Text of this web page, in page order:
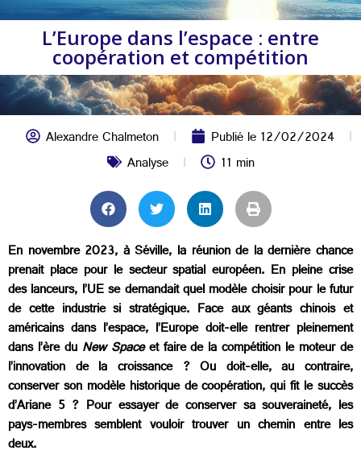
L’Europe dans l’espace : entre
coopération et compétition
Alexandre Chalmeton Publié le12/02/2024
Analyse
11 min
En novembre 2023, à Séville, la réunion de la dernière chance
prenait place pour le secteur spatial européen. En pleine crise
des lanceurs, l’UE se demandait quel modèle choisir pour le futur
de cette industrie si stratégique. Face aux géants chinois et
américains dans l’espace, l’Europe doit-elle rentrer pleinement
dans l’ère du New Spaceet faire de la compétition le moteur de
l’innovation de la croissance ? Ou doit-elle, au contraire,
conserver son modèle historique de coopération, qui fit le succès
d’Ariane 5 ? Pour essayer de conserver sa souveraineté, les
pays-membres semblent vouloir trouver un chemin entre les
deux.